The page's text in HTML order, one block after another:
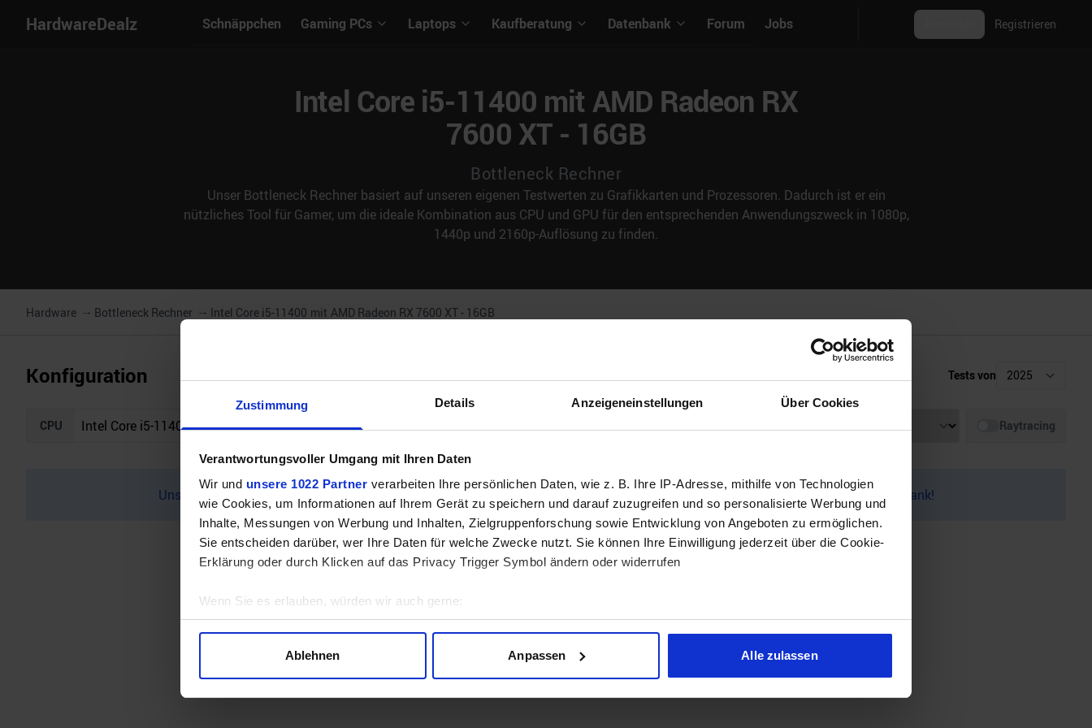
Zustimmung Details Anzeigeneinstellungen Über Cookies
Verantwortungsvoller Umgang mit Ihren Daten
Wir und unsere 1022 Partner verarbeiten Ihre persönlichen Daten, wie z. B. Ihre IP-Adresse, mithilfe von Technologien
wie Cookies, um Informationen auf Ihrem Gerät zu speichern und darauf zuzugreifen und so personalisierte Werbung und
Inhalte, Messungen von Werbung und Inhalten, Zielgruppenforschung sowie Entwicklung von Angeboten zu ermöglichen.
Sie entscheiden darüber, wer Ihre Daten für welche Zwecke nutzt. Sie können Ihre Einwilligung jederzeit über die Cookie-
Erklärung oder durch Klicken auf das Privacy Trigger Symbol ändern oder widerrufen
Wenn Sie es erlauben, würden wir auch gerne:
Informationen über Ihre geografische Lage erfassen, welche bis auf einige Meter genau sein können
Erfahren Sie mehr darüber, wie Ihre persönlichen Daten verarbeitet werden, und legen Sie Ihre Präferenzen im
Ablehnen Anpassen Alle zulassen
HardwareDealz Schnäppchen Gaming PCs Laptops Kaufberatung Datenbank Forum Jobs Registrieren
Intel Core i5-11400 mit AMD Radeon RX
7600 XT - 16GB
Bottleneck Rechner
Unser Bottleneck Rechner basiert auf unseren eigenen Testwerten zu Grafikkarten und Prozessoren. Dadurch ist er ein
nützliches Tool für Gamer, um die ideale Kombination aus CPU und GPU für den entsprechenden Anwendungszweck in 1080p,
1440p und 2160p-Auflösung zu finden.
Hardware Bottleneck Rechner Intel Core i5-11400 mit AMD Radeon RX 7600 XT - 16GB
Konfiguration Tests von
CPU Raytracing
Unser Bottleneck Rechner befindet sich aktuell in der Beta-Phase! Bugs und Fehler gerne bei uns auf dem Discord melden. Vielen Dank!
Lade Daten...